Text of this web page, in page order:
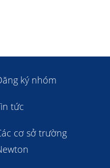
ký nhóm
tức
cơ sở trường